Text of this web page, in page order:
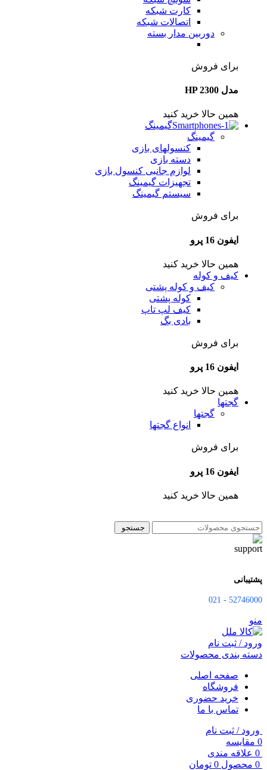
کارت شبکه
اتصالات شبکه
دوربین مدار بسته
برای فروش
مدل HP 2300
همین حالا خرید کنید
گیمینگ
گیمینگ
کنسولهای بازی
دسته بازی
لوازم جانبی کنسول بازی
تجهیزات گیمینگ
سیستم گیمینگ
برای فروش
ایفون 16 پرو
همین حالا خرید کنید
کیف و کوله
کیف و کوله پشتی
کوله پشتی
کیف لپ تاپ
بادی بگ
برای فروش
ایفون 16 پرو
همین حالا خرید کنید
گجتها
گجتها
انواع گجتها
برای فروش
ایفون 16 پرو
همین حالا خرید کنید
جستجو
پشتیبانی
52746000 - 021
منو
ورود / ثبت نام
دسته بندی محصولات
صفحه اصلی
فروشگاه
خرید حضوری
تماس با ما
ورود / ثبت نام
0 مقایسه
0 علاقه مندی
0 محصول 0 تومان